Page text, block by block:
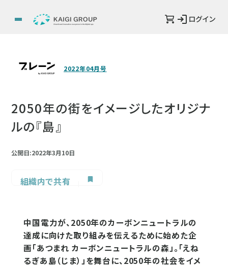
ログイン
2022年04月号
2050年の街をイメージしたオリジナ
ルの『島』
公開日:2022年3月10日
組織内で共有
中国電力が、2050年のカーボンニュートラルの
達成に向けた取り組みを伝えるために始めた企
画「あつまれ カーボンニュートラルの森」。「えね
るぎあ島（じま）」を舞台に、2050年の社会をイメ